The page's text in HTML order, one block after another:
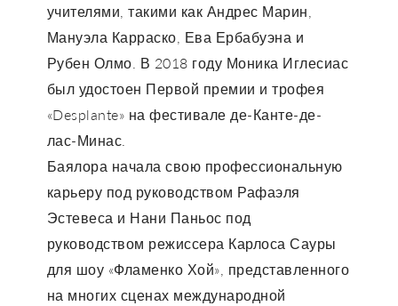
учителями, такими как Андрес Марин,
Мануэла Карраско, Ева Ербабуэна и
Рубен Олмо. В 2018 году Моника Иглесиас
был удостоен Первой премии и трофея
«Desplante» на фестивале де-Канте-де-
лас-Минас.
Баялора начала свою профессиональную
карьеру под руководством Рафаэля
Эстевеса и Нани Паньос под
руководством режиссера Карлоса Сауры
для шоу «Фламенко Хой», представленного
на многих сценах международной